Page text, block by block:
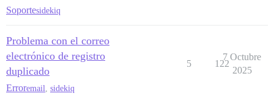
Soportesidekiq
Problema con el correo
electrónico de registro
duplicado
Erroremail sidekiq
5 122
7 Octubre
2025